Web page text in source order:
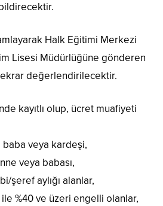
Halk Eğitimi Merkezi
Lisesi Müdürlüğüne gönderen
değerlendirilecektir.
kayıtlı olup, ücret muafiyeti
baba veya kardeşi,
veya babası,
şeref aylığı alanlar,
%40 ve üzeri engelli olanlar,